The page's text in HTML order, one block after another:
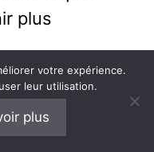
plus
suivant
votre discipline.
votre expérience.
leur utilisation.
plus